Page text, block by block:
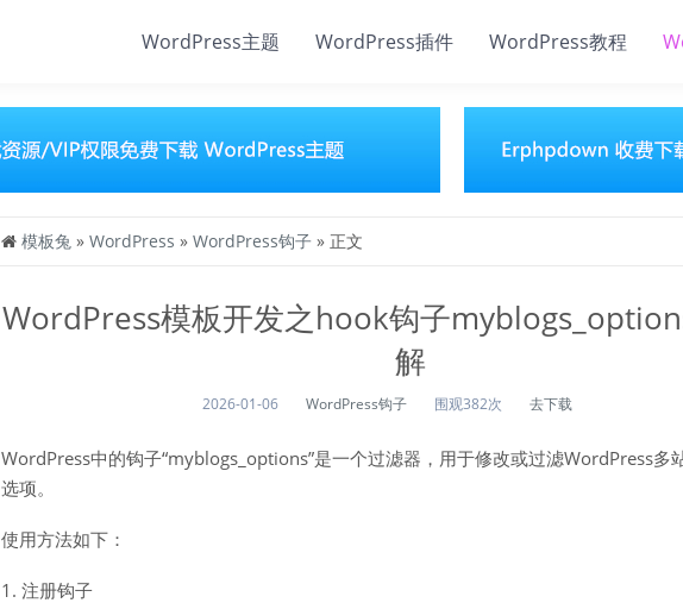
WordPress主题 WordPress插件 WordPress教程
模板兔 » WordPress » WordPress钩子 » 正文
WordPress模板开发之hook钩子
解
2026-01-06 WordPress钩子 围观382次 去下载
WordPress中的钩子“myblogs_options”是一个过滤器，用于修改或过滤WordPress多
选项。
使用方法如下：
1. 注册钩子